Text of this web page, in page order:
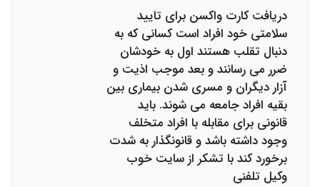
دریافت کارت واکسن برای تایید
سلامتی خود افراد است کسانی که به
دنبال تقلب هستند اول به خودشان
ضرر می رسانند و بعد موجب اذیت و
آزار دیگران و مسری شدن بیماری بین
بقیه افراد جامعه می شوند. باید
قانونی برای مقابله با افراد متخلف
وجود داشته باشد و قانونگذار به شدت
برخورد کند با تشکر از سایت خوب
وکیل تلفنی